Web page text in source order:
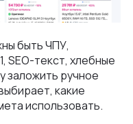
быть ЧПУ,
SEO-текст, хлебные
заложить ручное
какие
использовать.